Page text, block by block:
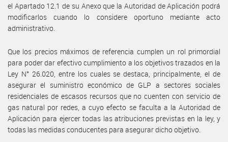
el Apartado 12.1 de su Anexo que la Autoridad de Aplicación podrá
modificarlos cuando lo considere oportuno mediante acto
administrativo.
Que los precios máximos de referencia cumplen un rol primordial
para poder dar efectivo cumplimiento a los objetivos trazados en la
Ley N° 26.020, entre los cuales se destaca, principalmente, el de
asegurar el suministro económico de GLP a sectores sociales
residenciales de escasos recursos que no cuenten con servicio de
gas natural por redes, a cuyo efecto se faculta a la Autoridad de
Aplicación para ejercer todas las atribuciones previstas en la ley, y
todas las medidas conducentes para asegurar dicho objetivo.